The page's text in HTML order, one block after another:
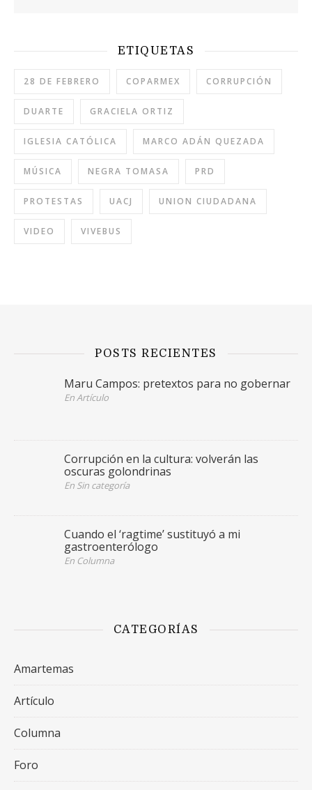
ETIQUETAS
28 DE FEBRERO COPARMEX CORRUPCIÓN
DUARTE GRACIELA ORTIZ
IGLESIA CATÓLICA MARCO ADÁN QUEZADA
MÚSICA NEGRA TOMASA PRD
PROTESTAS UACJ UNION CIUDADANA
VIDEO VIVEBUS
POSTS RECIENTES
Maru Campos: pretextos para no gobernar
En Artículo
Corrupción en la cultura: volverán las
oscuras golondrinas
En Sin categoría
Cuando el ‘ragtime’ sustituyó a mi
gastroenterólogo
En Columna
CATEGORÍAS
Amartemas
Artículo
Columna
Foro